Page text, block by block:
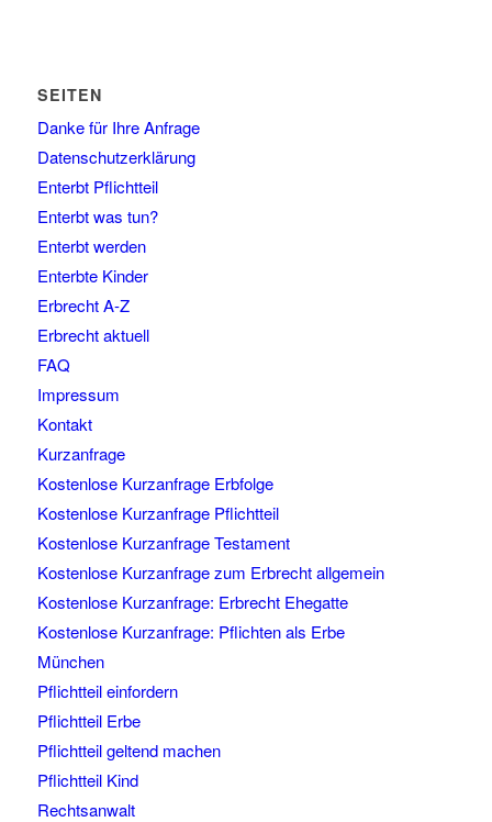
SEITEN
Danke für Ihre Anfrage
Datenschutzerklärung
Enterbt Pflichtteil
Enterbt was tun?
Enterbt werden
Enterbte Kinder
Erbrecht A-Z
Erbrecht aktuell
FAQ
Impressum
Kontakt
Kurzanfrage
Kostenlose Kurzanfrage Erbfolge
Kostenlose Kurzanfrage Pflichtteil
Kostenlose Kurzanfrage Testament
Kostenlose Kurzanfrage zum Erbrecht allgemein
Kostenlose Kurzanfrage: Erbrecht Ehegatte
Kostenlose Kurzanfrage: Pflichten als Erbe
München
Pflichtteil einfordern
Pflichtteil Erbe
Pflichtteil geltend machen
Pflichtteil Kind
Rechtsanwalt